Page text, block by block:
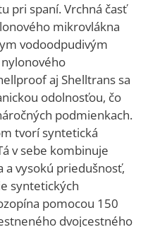
pri spaní. Vrchná časť
mikrovlákna
vodoodpudivým
aj Shelltrans sa
odolnosťou, čo
podmienkach.
tvorí syntetická
v sebe kombinuje
a vysokú priedušnosť,
syntetických
pomocou 150
dvojcestného